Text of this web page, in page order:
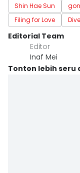
Shin Hae Sun
Filing for Love
Editorial Team
Editor
Inaf Mei
Tonton lebih seru